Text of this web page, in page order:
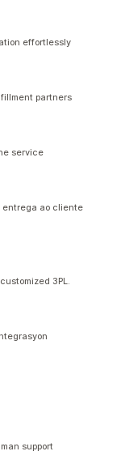
effortlessly
partners
service
entrega ao cliente
3PL.
support